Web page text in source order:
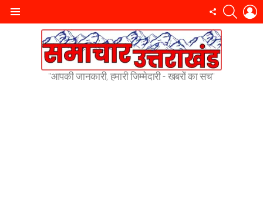
FOLLOW
"आपकी जानकारी, हमारी जिम्मेदारी - खबरों का सच"